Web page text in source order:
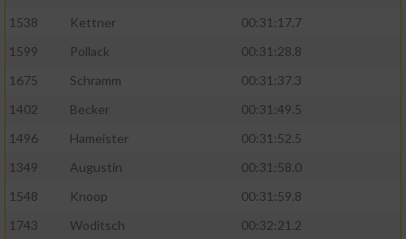
1538
Kettner
00:31:17.7
1599
Pollack
00:31:28.8
1675
Schramm
00:31:37.3
1402
Becker
00:31:49.5
1496
Hameister
00:31:52.5
1349
Augustin
00:31:58.0
1548
Knoop
00:31:59.8
1743
Woditsch
00:32:21.2